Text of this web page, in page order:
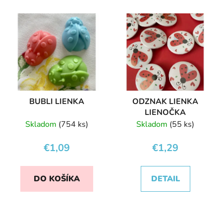
BUBLI LIENKA
Skladom (754 ks)
€1,09
DO KOŠÍKA
ODZNAK LIENKA
LIENOČKA
Skladom (55 ks)
€1,29
DETAIL